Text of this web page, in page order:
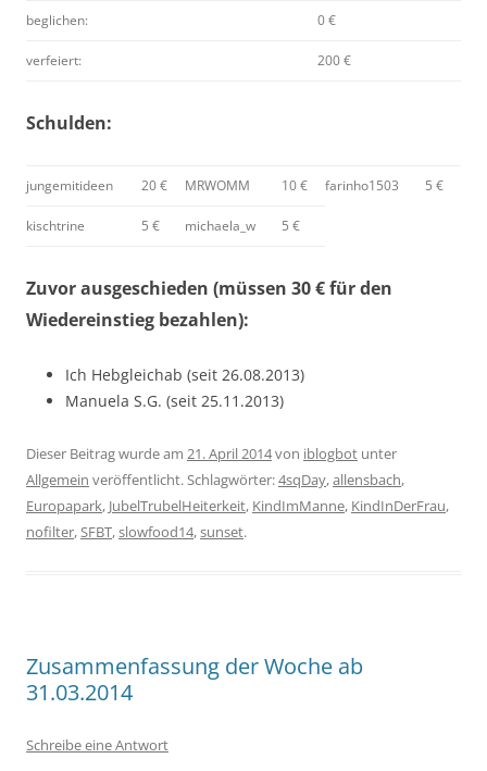
beglichen: 0 €
verfeiert: 200 €
Schulden:
jungemitideen 20 € MRWOMM 10 € farinho1503 5 €
kischtrine 5 € michaela_w 5 €
Zuvor ausgeschieden (müssen 30 € für den
Wiedereinstieg bezahlen):
Ich Hebgleichab (seit 26.08.2013)
Manuela S.G. (seit 25.11.2013)
Dieser Beitrag wurde am 21. April 2014von iblogbot unter
Allgemein veröffentlicht. Schlagwörter:4sqDay,allensbach,
Europapark, JubelTrubelHeiterkeit, KindImManne, KindInDerFrau,
nofilter,SFBT,slowfood14,sunset.
Zusammenfassung der Woche ab
31.03.2014
Schreibe eine Antwort